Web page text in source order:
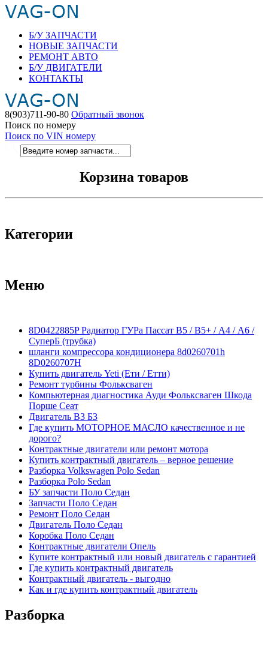
Б/У ЗАПЧАСТИ
НОВЫЕ ЗАПЧАСТИ
РЕМОНТ АВТО
Б/У ДВИГАТЕЛИ
КОНТАКТЫ
8(903)711-90-80 Обратный звонок
Поиск по номеру
Поиск по VIN номеру
Корзина товаров
Категории
Меню
8D0422885P Радиатор ГУРа Пассат В5 / В5+ / А4 / А6 /
СуперБ (трубка)
шланги компрессора кондиционера 8d0260701h
8D0260707H
Купить двигатель Yeti (Ети / Етти)
Ремонт турбины Фольксваген
Компьютерная диагностика Ауди Фольксваген Шкода
Порше Сеат
Двигатель В3 Б3
Где купить МОТОРНОЕ МАСЛО качественное и не
дорого?
Контрактные двигатели или ремонт мотора
Купить контрактный двигатель – верное решение
Разборка Volkswagen Polo Sedan
Разборка Polo Sedan
БУ запчасти Поло Седан
Запчасти Поло Седан
Ремонт Поло Седан
Двигатель Поло Седан
Коробка Поло Седан
Контрактные двигатели Опель
Купите контрактный или новый двигатель с гарантией
Где купить контрактный двигатель
Контрактный двигатель - выгодно
Как и где купить контрактный двигатель
Разборка